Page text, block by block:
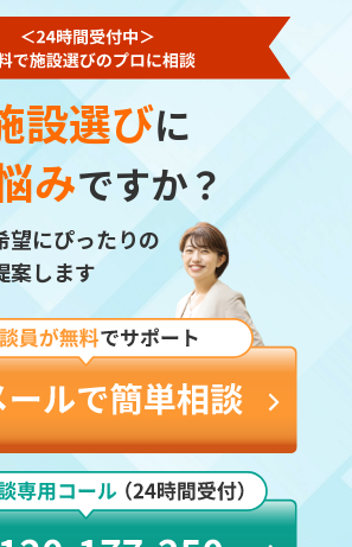
設選びに
みですか？
望にぴったりの
案します